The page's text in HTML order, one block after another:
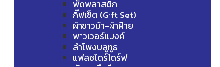
พัดพลาสติก
กิ๊ฟเซ็ต (Gift Set)
ผ้าขาวม้า-ผ้าฝ้าย
พาวเวอร์แบงค์
ลำโพงบลูทูธ
แฟลชไดร์ไดร์ฟ